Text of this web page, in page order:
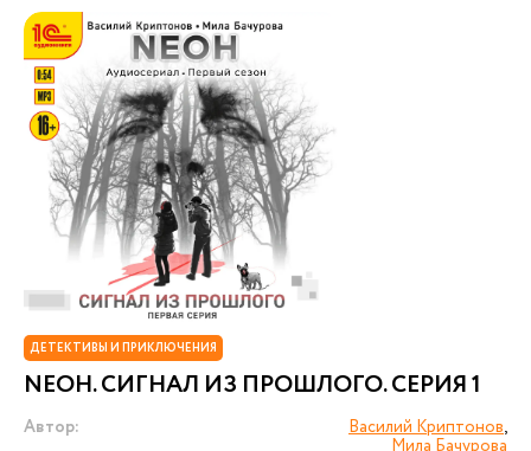
ДЕТЕКТИВЫ И ПРИКЛЮЧЕНИЯ
NEОН. СИГНАЛ ИЗ ПРОШЛОГО. СЕРИЯ 1
Автор: Василий Криптонов,
Мила Бачурова